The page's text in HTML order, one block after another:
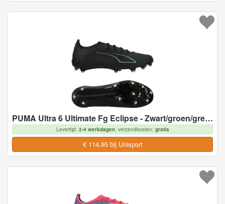
PUMA Ultra 6 Ultimate Fg Eclipse - Zwart/groen/green Terrain - Natuurgras (Fg), maat 43
Levertijd: 2-4 werkdagen, verzendkosten: gratis
€ 114,95 bij Unisport